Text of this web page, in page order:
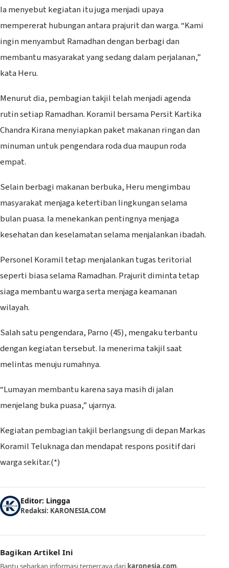
Ia menyebut kegiatan itu juga menjadi upaya
mempererat hubungan antara prajurit dan warga. “Kami
ingin menyambut Ramadhan dengan berbagi dan
membantu masyarakat yang sedang dalam perjalanan,”
kata Heru.
Menurut dia, pembagian takjil telah menjadi agenda
rutin setiap Ramadhan. Koramil bersama Persit Kartika
Chandra Kirana menyiapkan paket makanan ringan dan
minuman untuk pengendara roda dua maupun roda
empat.
Selain berbagi makanan berbuka, Heru mengimbau
masyarakat menjaga ketertiban lingkungan selama
bulan puasa. Ia menekankan pentingnya menjaga
kesehatan dan keselamatan selama menjalankan ibadah.
Personel Koramil tetap menjalankan tugas teritorial
seperti biasa selama Ramadhan. Prajurit diminta tetap
siaga membantu warga serta menjaga keamanan
wilayah.
Salah satu pengendara, Parno (45), mengaku terbantu
dengan kegiatan tersebut. Ia menerima takjil saat
melintas menuju rumahnya.
“Lumayan membantu karena saya masih di jalan
menjelang buka puasa,” ujarnya.
Kegiatan pembagian takjil berlangsung di depan Markas
Koramil Teluknaga dan mendapat respons positif dari
warga sekitar.(*)
Editor: Lingga
Redaksi: KARONESIA.COM
Bagikan Artikel Ini
Bantu sebarkan informasi terpercaya dari karonesia.com.